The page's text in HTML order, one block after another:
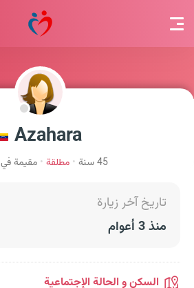
Azahara
45 سنة مطلقة مقيمة في
تاريخ آخر زيارة
منذ 3 أعوام
السكن و الحالة الإجتماعية